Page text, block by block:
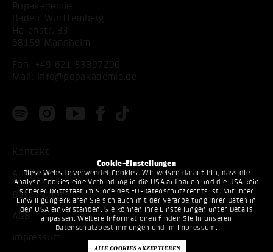
Cookie-Einstellungen
Diese Website verwendet Cookies. Wir weisen darauf hin, dass die
Analyse-Cookies eine Verbindung in die USA aufbauen und die USA kein
sicherer Drittstaat im Sinne des EU-Datenschutzrechts ist. Mit Ihrer
Einwilligung erklären Sie sich auch mit der Verarbeitung Ihrer Daten in
den USA einverstanden. Sie können Ihre Einstellungen unter Details
anpassen. Weitere Informationen finden Sie in unseren
Datenschutzbestimmungen und im Impressum .
Popakademie
Baden-Württemberg
Hafenstr. 33
68159 Mannheim
Fon:
+49 621 53397200
Mail:
info@popakademie.de
Kontakt
Anfahrt
Datenschutz
AGB
Impressum